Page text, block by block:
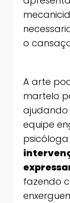
o
A arte
martelo
equipe
fazendo